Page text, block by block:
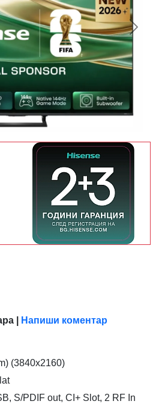
Напиши коментар
(3840x2160)
S/PDIF out, CI+ Slot, 2 RF In